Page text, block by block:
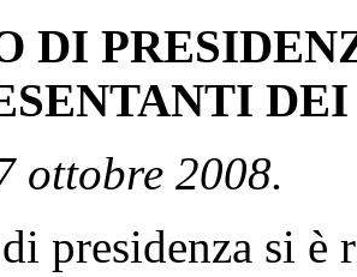
DI
ottobre 2008.
presidenza si è